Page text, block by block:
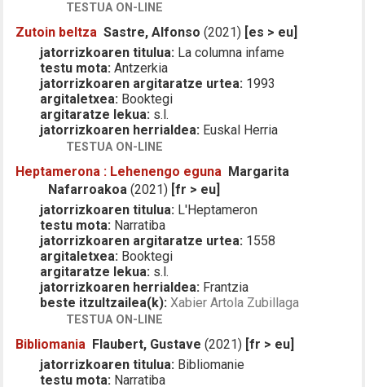
TESTUA ON-LINE
Zutoin beltza Sastre, Alfonso (2021) [es > eu]
jatorrizkoaren titulua: La columna infame
testu mota: Antzerkia
jatorrizkoaren argitaratze urtea: 1993
argitaletxea: Booktegi
argitaratze lekua: s.l.
jatorrizkoaren herrialdea: Euskal Herria
TESTUA ON-LINE
Heptamerona : Lehenengo eguna Margarita
Nafarroakoa (2021) [fr > eu]
jatorrizkoaren titulua: L'Heptameron
testu mota: Narratiba
jatorrizkoaren argitaratze urtea: 1558
argitaletxea: Booktegi
argitaratze lekua: s.l.
jatorrizkoaren herrialdea: Frantzia
beste itzultzailea(k): Xabier Artola Zubillaga
TESTUA ON-LINE
Bibliomania Flaubert, Gustave (2021) [fr > eu]
jatorrizkoaren titulua: Bibliomanie
testu mota: Narratiba